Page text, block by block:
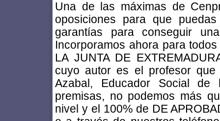
Una de las máximas de
oposiciones para que
garantías para conseguir
Incorporamos ahora para
LA JUNTA DE
cuyo autor es el profesor
Azabal, Educador Social
premisas, no podemos más
nivel y el 100% de DE